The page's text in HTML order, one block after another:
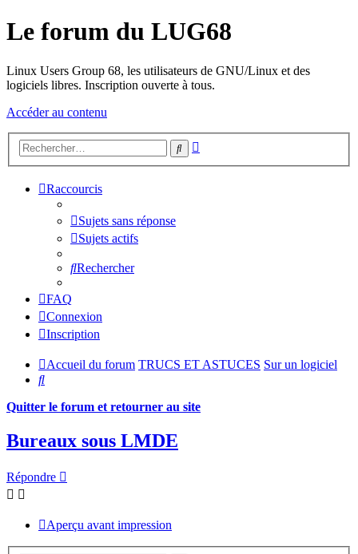
Le forum du LUG68
Linux Users Group 68, les utilisateurs de GNU/Linux et des
logiciels libres. Inscription ouverte à tous.
Accéder au contenu
Rechercher
Raccourcis
Sujets sans réponse
Sujets actifs
Rechercher
FAQ
Connexion
Inscription
Accueil du forum TRUCS ET ASTUCES Sur un logiciel
Rechercher
Quitter le forum et retourner au site
Bureaux sous LMDE
Répondre
Aperçu avant impression